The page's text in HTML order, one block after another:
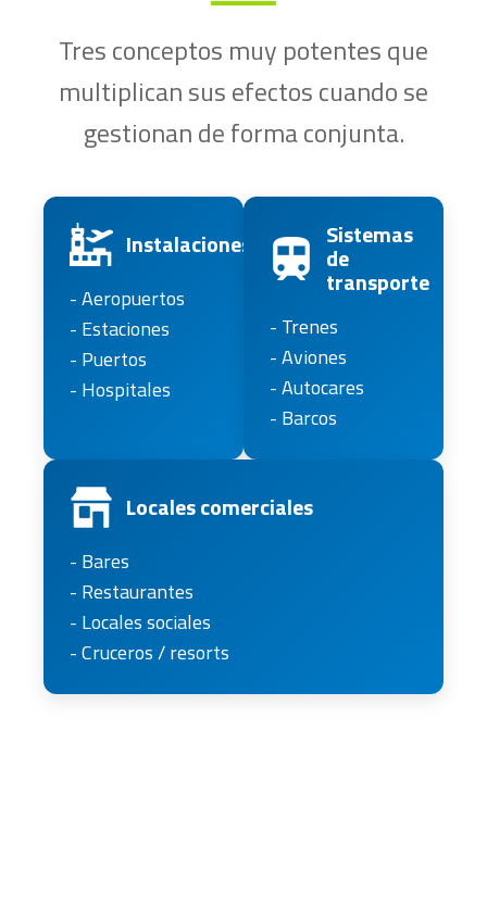
Tres conceptos muy potentes que
multiplican sus efectos cuando se
gestionan de forma conjunta.
Instalaciones
- Aeropuertos
- Estaciones
- Puertos
- Hospitales
Sistemas
de
transporte
- Trenes
- Aviones
- Autocares
- Barcos
Locales comerciales
- Bares
- Restaurantes
- Locales sociales
- Cruceros / resorts